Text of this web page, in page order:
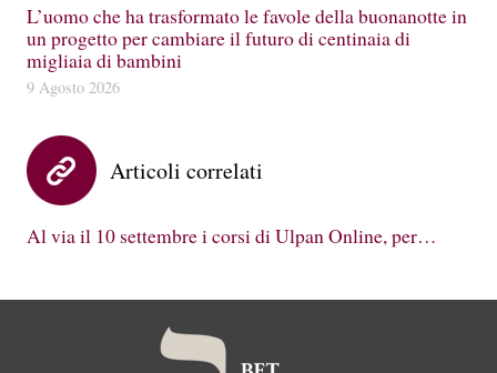
L’uomo che ha trasformato le favole della buonanotte in
un progetto per cambiare il futuro di centinaia di
migliaia di bambini
9 Agosto 2026
Articoli correlati
Al via il 10 settembre i corsi di Ulpan Online, per…